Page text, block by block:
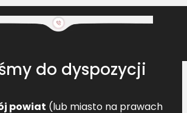
do dyspozycji
powiat (lub miasto na prawach